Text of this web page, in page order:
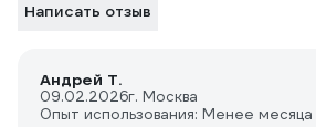
Написать отзыв
Андрей Т.
09.02.2026г. Москва
Опыт использования: Менее месяца